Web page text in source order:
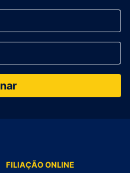
FILIAÇÃO ONLINE